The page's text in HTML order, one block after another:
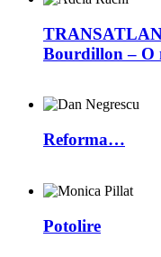
Bourdillon – O
Reforma…
Potolire